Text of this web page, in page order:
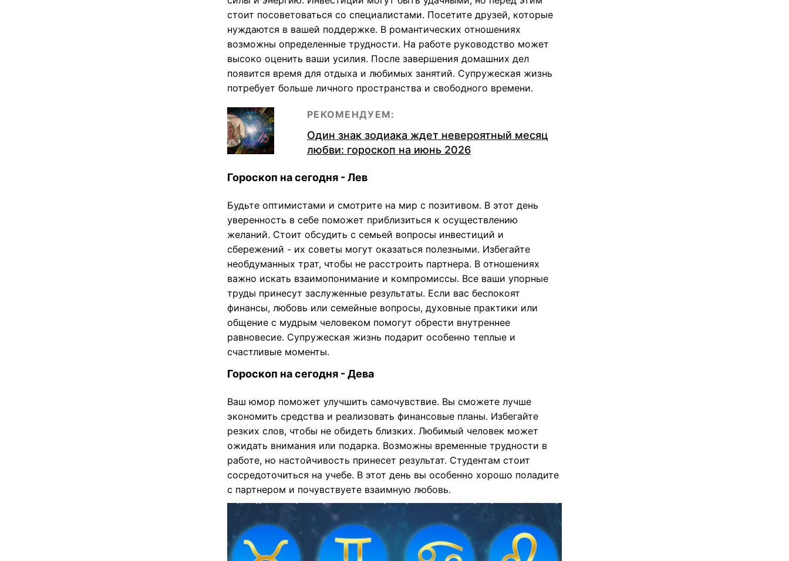
стоит посоветоваться со специалистами. Посетите друзей, которые
нуждаются в вашей поддержке. В романтических отношениях
возможны определенные трудности. На работе руководство может
высоко оценить ваши усилия. После завершения домашних дел
появится время для отдыха и любимых занятий. Супружеская жизнь
потребует больше личного пространства и свободного времени.
РЕКОМЕНДУЕМ:
Один знак зодиака ждет невероятный месяц
любви: гороскоп на июнь 2026
Гороскоп на сегодня - Лев
Будьте оптимистами и смотрите на мир с позитивом. В этот день
уверенность в себе поможет приблизиться к осуществлению
желаний. Стоит обсудить с семьей вопросы инвестиций и
сбережений - их советы могут оказаться полезными. Избегайте
необдуманных трат, чтобы не расстроить партнера. В отношениях
важно искать взаимопонимание и компромиссы. Все ваши упорные
труды принесут заслуженные результаты. Если вас беспокоят
финансы, любовь или семейные вопросы, духовные практики или
общение с мудрым человеком помогут обрести внутреннее
равновесие. Супружеская жизнь подарит особенно теплые и
счастливые моменты.
Гороскоп на сегодня - Дева
Ваш юмор поможет улучшить самочувствие. Вы сможете лучше
экономить средства и реализовать финансовые планы. Избегайте
резких слов, чтобы не обидеть близких. Любимый человек может
ожидать внимания или подарка. Возможны временные трудности в
работе, но настойчивость принесет результат. Студентам стоит
сосредоточиться на учебе. В этот день вы особенно хорошо поладите
с партнером и почувствуете взаимную любовь.